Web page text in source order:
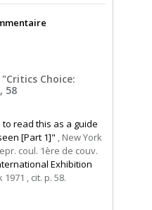
Choice:
58
read this as a guide
[Part 1]" , New York
coul. 1ère de couv.
Exhibition
1971 , cit. p. 58.